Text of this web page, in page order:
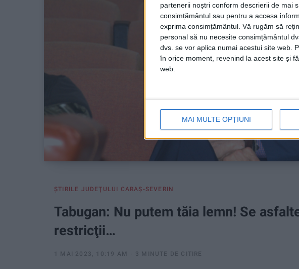
partenerii noștri conform descrierii de mai
consimțământul sau pentru a accesa
exprima consimțământul. Vă rugăm să
personal să nu necesite consimțământul
dvs. se vor aplica numai acestui site web.
în orice moment, revenind la acest site și
web.
MAI MULTE OPȚIUNI
ŞTIRILE JUDEŢULUI CARAŞ-SEVERIN
Tabugan: Nu putem tăia lemn! Se
restricţii…
1 MAI 2023, 10:19 AM 3 MINUTE DE CITIRE